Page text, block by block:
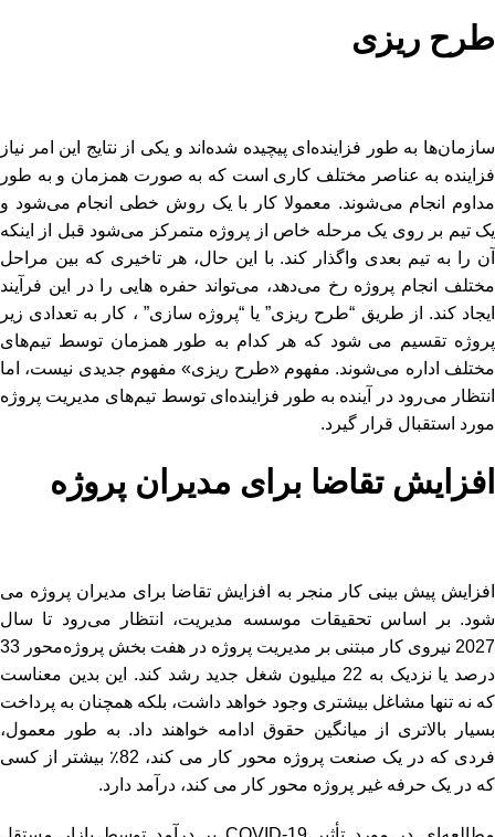
طرح ریزی
سازمان‌ها به طور فزاینده‌ای پیچیده شده‌اند و یکی از نتایج این امر نیاز
فزاینده به عناصر مختلف کاری است که به صورت همزمان و به طور
مداوم انجام می‌شوند. معمولا کار با یک روش خطی انجام می‌شود و
یک تیم بر روی یک مرحله خاص از پروژه متمرکز می‌شود قبل از اینکه
آن را به تیم بعدی واگذار کند. با این حال، هر تاخیری که بین مراحل
مختلف انجام پروژه رخ می‌دهد، می‌تواند حفره هایی را در این فرآیند
ایجاد کند. از طریق “طرح ریزی” یا “پروژه سازی” ، کار به تعدادی زیر
پروژه تقسیم می شود که هر کدام به طور همزمان توسط تیم‌های
مختلف اداره می‌شوند. مفهوم «طرح ریزی» مفهوم جدیدی نیست، اما
انتظار می‌رود در آینده به طور فزاینده‌ای توسط تیم‌های مدیریت پروژه
مورد استقبال قرار گیرد.
افزایش تقاضا برای مدیران پروژه
افزایش پیش بینی کار منجر به افزایش تقاضا برای مدیران پروژه می
شود. بر اساس تحقیقات موسسه مدیریت، انتظار می‌رود تا سال
2027 نیروی کار مبتنی بر مدیریت پروژه در هفت بخش پروژه‌محور 33
درصد یا نزدیک به 22 میلیون شغل جدید رشد کند. این بدین معناست
که نه تنها مشاغل بیشتری وجود خواهد داشت، بلکه همچنان به پرداخت
بسیار بالاتری از میانگین حقوق ادامه خواهند داد. به طور معمول،
فردی که در یک صنعت پروژه محور کار می کند، 82٪ بیشتر از کسی
که در یک حرفه غیر پروژه محور کار می کند، درآمد دارد.